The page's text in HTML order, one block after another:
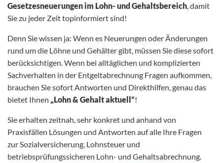
Gesetzesneuerungen im Lohn- und Gehaltsbereich , damit
Sie zu jeder Zeit topinformiert sind!
Denn Sie wissen ja: Wenn es Neuerungen oder Änderungen
rund um die Löhne und Gehälter gibt, müssen Sie diese sofort
berücksichtigen. Wenn bei alltäglichen und komplizierten
Sachverhalten in der Entgeltabrechnung Fragen aufkommen,
brauchen Sie sofort Antworten und Direkthilfen, genau das
bietet Ihnen „Lohn & Gehalt aktuell“!
Sie erhalten zeitnah, sehr konkret und anhand von
Praxisfällen Lösungen und Antworten auf alle Ihre Fragen
zur Sozialversicherung, Lohnsteuer und
betriebsprüfungssicheren Lohn- und Gehaltsabrechnung.